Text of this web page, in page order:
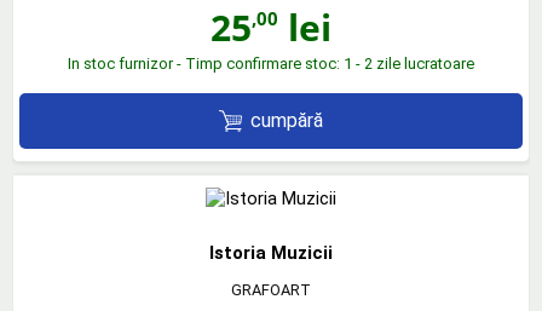
25,00 lei
In stoc furnizor - Timp confirmare stoc: 1 - 2 zile lucratoare
cumpără
Istoria Muzicii
GRAFOART